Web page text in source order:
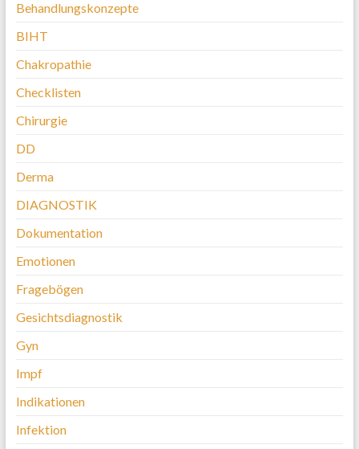
Behandlungskonzepte
BIHT
Chakropathie
Checklisten
Chirurgie
DD
Derma
DIAGNOSTIK
Dokumentation
Emotionen
Fragebögen
Gesichtsdiagnostik
Gyn
Impf
Indikationen
Infektion